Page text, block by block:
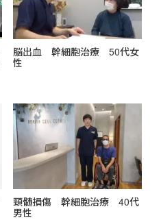
脳出血 幹細胞治療 50代女
性
頸髄損傷 幹細胞治療 40代
男性